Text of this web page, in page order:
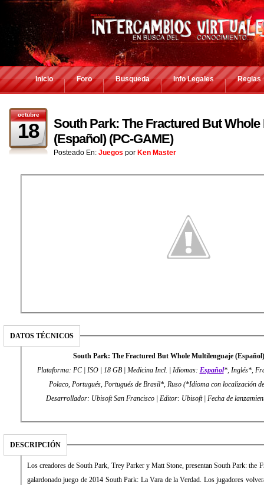
Inicio Foro Busqueda Info Legales Reglas
octubre
18
South Park: The Fractured But Whole
(Español) (PC-GAME)
Posteado En: Juegos por Ken Master
DATOS TÉCNICOS
South Park: The Fractured But Whole Multilenguaje
Plataforma: PC | ISO | 18 GB | Medicina Incl. | Idiomas: Español*, Inglés*,
Polaco, Portugués, Portugués de Brasil*, Ruso (*Idioma con localización
Desarrollador: Ubisoft San Francisco | Editor: Ubisoft |
DESCRIPCIÓN
Los creadores de South Park, Trey Parker y Matt Stone, presentan South Park: the
galardonado juego de 2014 South Park: La Vara de la Verdad. Los jugadores